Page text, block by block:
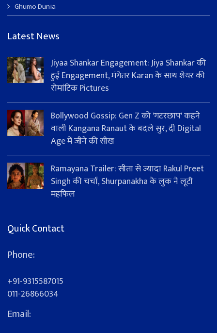
Ghumo Dunia
Latest News
Jiyaa Shankar Engagement: Jiya Shankar की
हुई Engagement, मंगेतर Karan के साथ शेयर की
रोमांटिक Pictures
Bollywood Gossip: Gen Z को 'गटरछाप' कहने
वाली Kangana Ranaut के बदले सुर, दी Digital
Age में जीने की सीख
Ramayana Trailer: सीता से ज्यादा Rakul Preet
Singh की चर्चा, Shurpanakha के लुक ने लूटी
महफिल
Quick Contact
Phone:
+91-9315587015
011-26866034
Email: